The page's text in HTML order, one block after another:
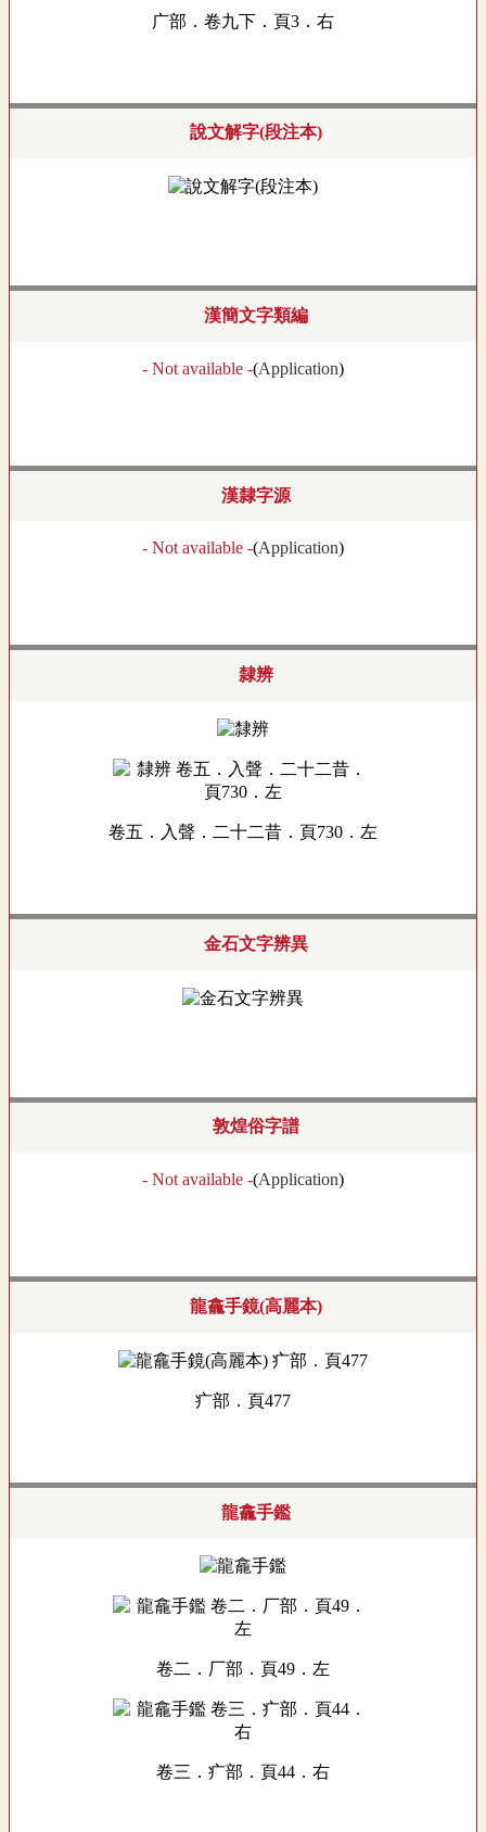
广部．卷九下．頁3．右
說文解字(段注本)
漢簡文字類編
- Not available -(Application)
漢隸字源
- Not available -(Application)
隸辨
卷五．入聲．二十二昔．頁730．左
金石文字辨異
敦煌俗字譜
- Not available -(Application)
龍龕手鏡(高麗本)
疒部．頁477
龍龕手鑑
卷二．厂部．頁49．左
卷三．疒部．頁44．右